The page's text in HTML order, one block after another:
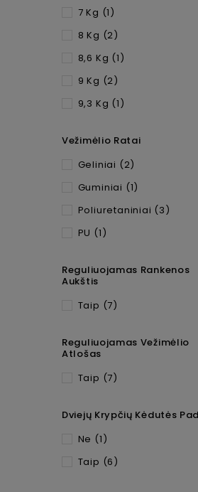
7 Kg (1)
8 Kg (2)
8,6 Kg (1)
9 Kg (2)
9,3 Kg (1)
Vežimėlio Ratai
Geliniai (2)
Guminiai (1)
Poliuretaniniai (3)
PU (1)
Reguliuojamas Rankenos
Aukštis
Taip (7)
Reguliuojamas Vežimėlio
Atlošas
Taip (7)
Dviejų Krypčių Kėdutės
Ne (1)
Taip (6)